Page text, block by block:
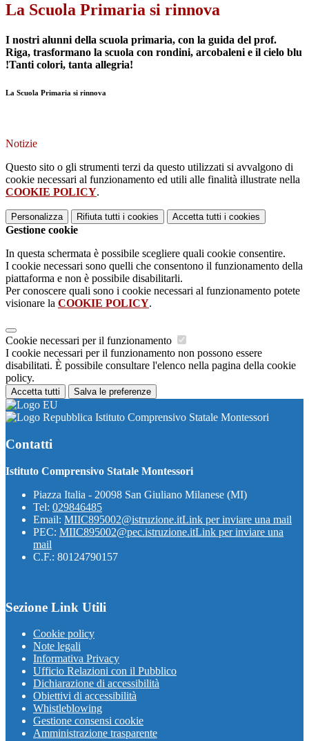
La Scuola Primaria si rinnova
I nostri alunni della scuola primaria, con la guida del prof.
Riga, trasformano la scuola con rondini, arcobaleni e il cielo blu
!Tanti colori, tanta allegria!
La Scuola Primaria si rinnova
Notizie
Questo sito o gli strumenti terzi da questo utilizzati si avvalgono di
cookie necessari al funzionamento ed utili alle finalità illustrate nella
COOKIE POLICY.
Personalizza Rifiuta tutti i cookies Accetta tutti i cookies
Gestione cookie
In questa schermata è possibile scegliere quali cookie consentire.
I cookie necessari sono quelli che consentono il funzionamento della
piattaforma e non è possibile disabilitarli.
Per conoscere quali sono i cookie necessari al funzionamento potete
visionare la COOKIE POLICY.
Cookie necessari per il funzionamento
I cookie necessari per il funzionamento non possono essere
disabilitati. È possibile consultare l'elenco nella pagina della cookie
policy.
Accetta tutti Salva le preferenze
Istituto Comprensivo Statale Montessori
Contatti
Istituto Comprensivo Statale Montessori
Piazza Italia - 20098 San Giuliano Milanese (MI)
Tel: 029846485
Email: MIIC895002@istruzione.itLink per inviare una mail
PEC: MIIC895002@pec.istruzione.itLink per inviare una
mail
C.F.: 80124790157
Sezione Link Utili
Cookie policy
Note legali
Informativa Privacy
Ufficio Relazioni con il Pubblico
Dichiarazione di accessibilità
Obiettivi di accessibilità
Whistleblowing
Gestione consensi cookie
Amministrazione trasparente